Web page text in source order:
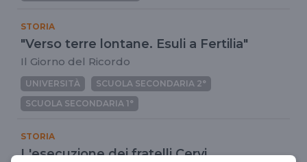
STORIA
"Verso terre lontane. Esuli a Fertilia"
Il Giorno del Ricordo
UNIVERSITÀ
SCUOLA SECONDARIA 2°
SCUOLA SECONDARIA 1°
STORIA
L'esecuzione dei fratelli Cervi